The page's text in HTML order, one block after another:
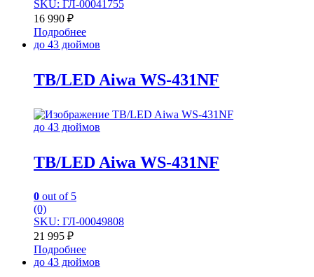
SKU: ГЛ-00041755
16 990 ₽
Подробнее
до 43 дюймов
TB/LED Aiwa WS-431NF
до 43 дюймов
TB/LED Aiwa WS-431NF
0 out of 5
(0)
SKU: ГЛ-00049808
21 995 ₽
Подробнее
до 43 дюймов